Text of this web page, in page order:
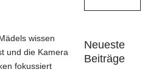
wissen
und die Kamera
fokussiert
Neueste
Beiträge